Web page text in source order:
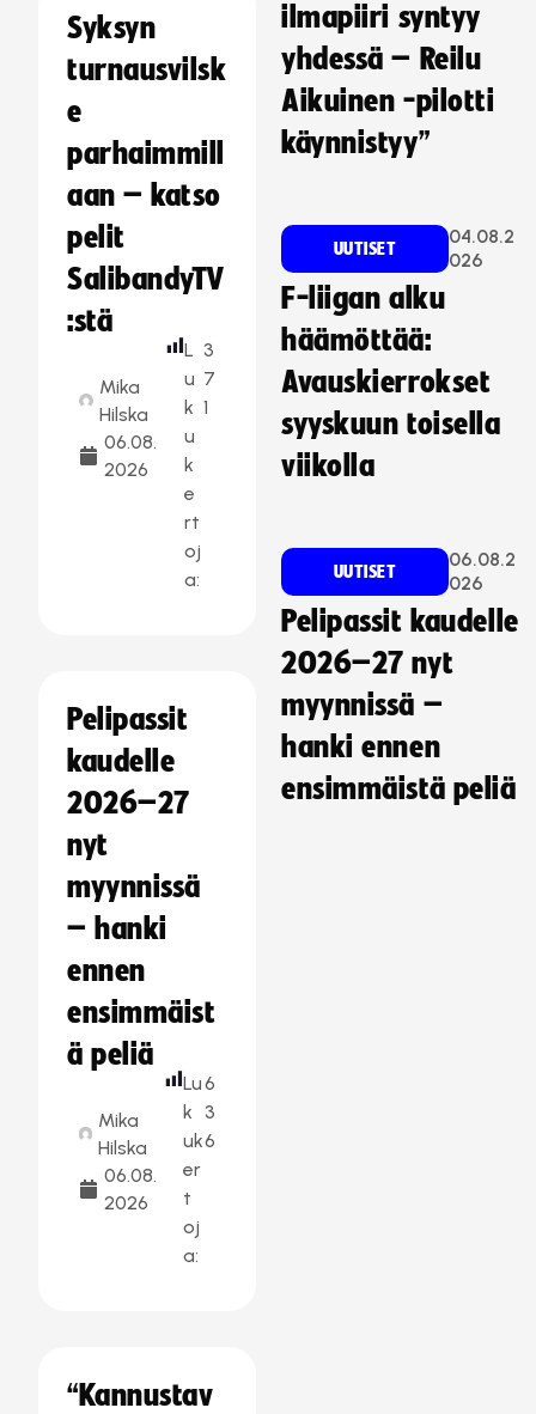
Syksyn
turnausvilsk
e
parhaimmill
aan – katso
pelit
SalibandyTV
:stä
Mika
Hilska
06.08.
2026
L
u
k
u
k
e
rt
oj
a:
3
7
1
Pelipassit
kaudelle
2026–27
nyt
myynnissä
– hanki
ennen
ensimmäist
ä peliä
Mika
Hilska
06.08.
2026
Lu
k
uk
er
t
oj
a:
6
3
6
“Kannustav
ilmapiiri syntyy
yhdessä – Reilu
Aikuinen -pilotti
käynnistyy”
UUTISET
04.08.2
026
F-liigan alku
häämöttää:
Avauskierrokset
syyskuun toisella
viikolla
UUTISET
06.08.2
026
Pelipassit kaudelle
2026–27 nyt
myynnissä –
hanki ennen
ensimmäistä peliä